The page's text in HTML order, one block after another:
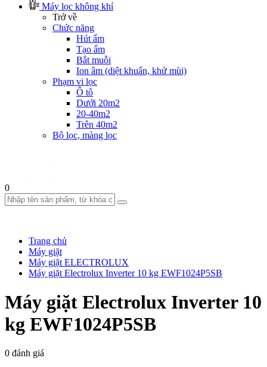
Máy lọc không khí
Trở về
Chức năng
Hút ẩm
Tạo ẩm
Bắt muỗi
Ion âm (diệt khuẩn, khử mùi)
Phạm vi lọc
Ô tô
Dưới 20m2
20-40m2
Trên 40m2
Bộ lọc, màng lọc
0
Trang chủ
Máy giặt
Máy giặt ELECTROLUX
Máy giặt Electrolux Inverter 10 kg EWF1024P5SB
Máy giặt Electrolux Inverter 10
kg EWF1024P5SB
0 đánh giá